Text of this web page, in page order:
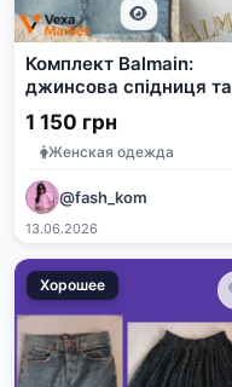
Комплект Balmain:
джинсова спідниця та
майка
1 150 грн
Женская одежда
@fash_kom
13.06.2026
Хорошее